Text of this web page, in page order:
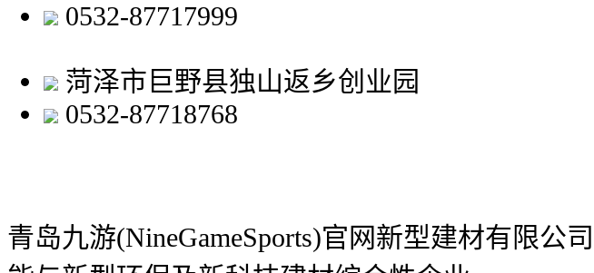
0532-87717999
菏泽市巨野县独山返乡创业园
0532-87718768
青岛九游(NineGameSports)官网新型建材有限公司